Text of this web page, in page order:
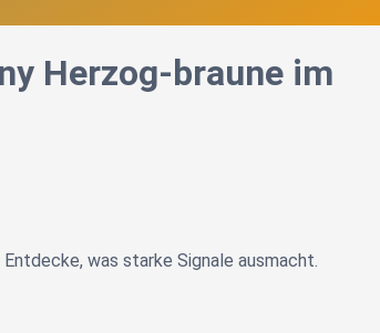
Herzog-braune im
was starke Signale ausmacht.